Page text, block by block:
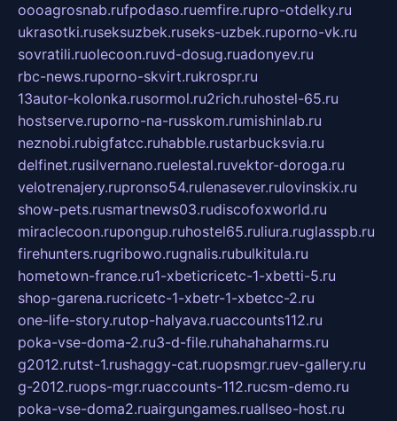
oooagrosnab.rufpodaso.ruemfire.rupro-otdelky.ru
ukrasotki.ruseksuzbek.ruseks-uzbek.ruporno-vk.ru
sovratili.ruolecoon.ruvd-dosug.ruadonyev.ru
rbc-news.ruporno-skvirt.rukrospr.ru
13autor-kolonka.rusormol.ru2rich.ruhostel-65.ru
hostserve.ruporno-na-russkom.rumishinlab.ru
neznobi.rubigfatcc.ruhabble.rustarbucksvia.ru
delfinet.rusilvernano.ruelestal.ruvektor-doroga.ru
velotrenajery.rupronso54.rulenasever.rulovinskix.ru
show-pets.rusmartnews03.rudiscofoxworld.ru
miraclecoon.rupongup.ruhostel65.ruliura.ruglasspb.ru
firehunters.rugribowo.rugnalis.rubulkitula.ru
hometown-france.ru1-xbeticricetc-1-xbetti-5.ru
shop-garena.rucricetc-1-xbetr-1-xbetcc-2.ru
one-life-story.rutop-halyava.ruaccounts112.ru
poka-vse-doma-2.ru3-d-file.ruhahahaharms.ru
g2012.rutst-1.rushaggy-cat.ruopsmgr.ruev-gallery.ru
g-2012.ruops-mgr.ruaccounts-112.rucsm-demo.ru
poka-vse-doma2.ruairgungames.ruallseo-host.ru